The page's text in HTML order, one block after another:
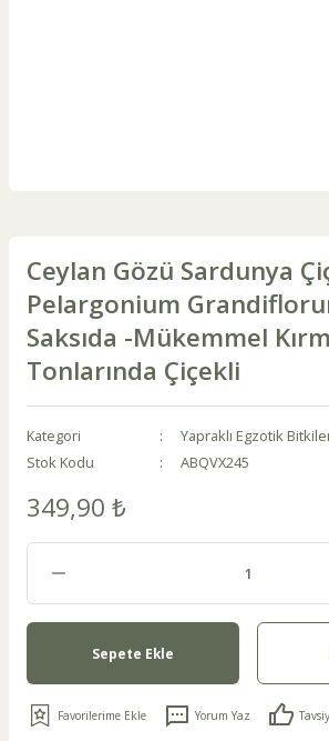
Ceylan Gözü Sardunya
Pelargonium
Saksıda -Mükemmel
Tonlarında Çiçekli
Kategori
Yapraklı Egzotik
Stok Kodu
ABQVX245
349,90 ₺
Sepete Ekle
Yorum Yaz